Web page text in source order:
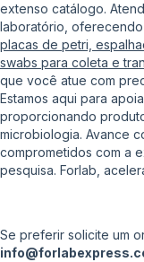
extenso catálogo.
laboratório,
placas de petri,
swabs para coleta e
que você atue com
Estamos aqui para
proporcionando
microbiologia. Avance
comprometidos com a
pesquisa. Forlab,
Se preferir solicite um